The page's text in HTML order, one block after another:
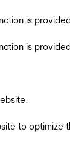
is
is
to